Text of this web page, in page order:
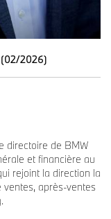
(02/2026)
directoire de BMW
et financière au
rejoint la direction la
après-ventes